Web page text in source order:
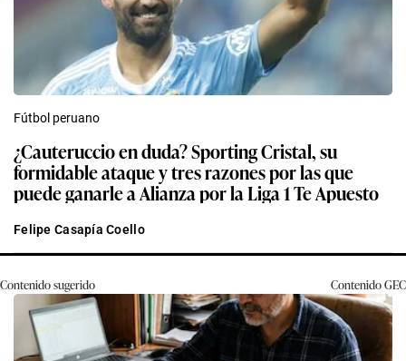
Fútbol peruano
¿Cauteruccio en duda? Sporting Cristal, su
formidable ataque y tres razones por las que
puede ganarle a Alianza por la Liga 1 Te Apuesto
Felipe Casapía Coello
Contenido sugerido ContenidoGEC